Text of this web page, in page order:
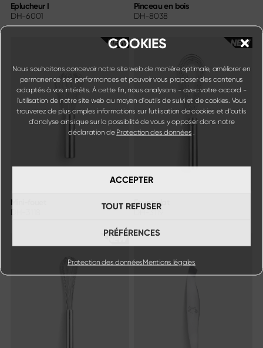
COOKIES
Nous souhaitons concevoir notre site web de manière optimale, améliorer en
permanence ses performances et pouvoir vous proposer des contenus
adaptés à vos intérêts. À cette fin, nous analysons - avec votre accord -
l'utilisation de notre site web au moyen d'outils de suivi et de cookies. Vous
trouverez de plus amples informations sur l'utilisation de cookies et d'outils
d'analyse ainsi que sur la possibilité de vous y opposer dans notre
déclaration de Protection des données
ACCEPTER
TOUT REFUSER
PRÉFÉRENCES
Protection des donnéesMentions légales
Eplucheur I
DH-6001
Pinceau en bois
DH-8038
Mini-fouet
DH-3118
Fouet plat
DH-3119